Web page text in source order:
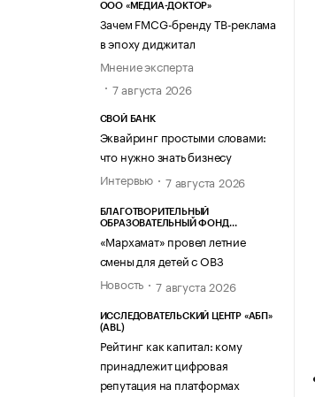
ООО «МЕДИА-ДОКТОР»
Зачем FMCG-бренду ТВ-реклама
в эпоху диджитал
Мнение эксперта
7 августа 2026
СВОЙ БАНК
Эквайринг простыми словами:
что нужно знать бизнесу
Интервью
7 августа 2026
БЛАГОТВОРИТЕЛЬНЫЙ
ОБРАЗОВАТЕЛЬНЫЙ ФОНД
«Мархамат» провел летние
смены для детей с ОВЗ
Новость
7 августа 2026
ИССЛЕДОВАТЕЛЬСКИЙ ЦЕНТР «АБП»
(ABL)
Рейтинг как капитал: кому
принадлежит цифровая
репутация на платформах